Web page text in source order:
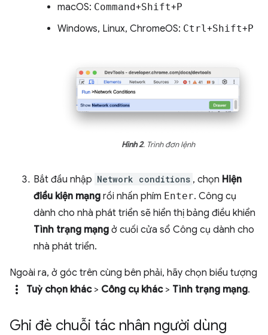
macOS: Command+Shift+P
Windows, Linux, ChromeOS: Ctrl +Shift+P
Hình 2. Trình đơn lệnh
Bắt đầu nhập Network conditions , chọn Hiện
điều kiện mạng rồi nhấn phím Enter. Công cụ
dành cho nhà phát triển sẽ hiển thị bảng điều khiển
Tình trạng mạng ở cuối cửa sổ Công cụ dành cho
nhà phát triển.
Ngoài ra, ở góc trên cùng bên phải, hãy chọn biểu tượng
more_vert Tuỳ chọn khác> Công cụ khác> Tình trạng mạng.
Ghi đè chuỗi tác nhân người dùng